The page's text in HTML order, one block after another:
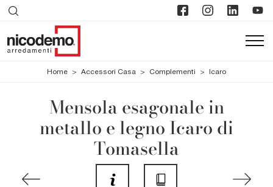
Home > Accessori Casa > Complementi > Icaro
Mensola esagonale in
metallo e legno Icaro di
Tomasella